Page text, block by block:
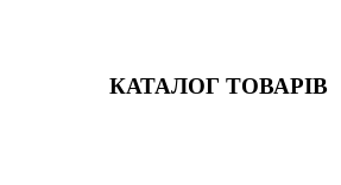
КАТАЛОГ ТОВАРІВ